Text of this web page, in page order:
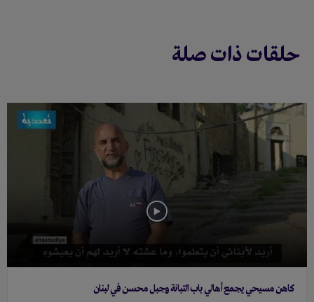
حلقات ذات صلة
كاهن مسيحي يجمع أهالي باب التبانة وجبل محسن في لبنان